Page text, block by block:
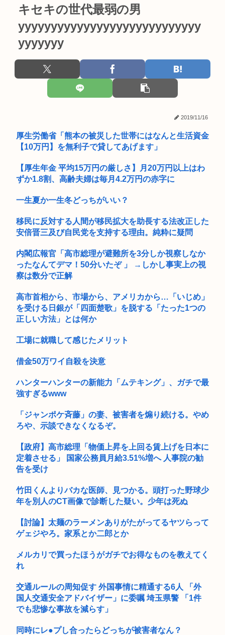
今だからこそスト2くらいシンプルな格ゲーを作って格ゲー人
ジャンポケ斉藤の弁護士「ロケバスには運転手いた。常識的に
考えてフ...
「飯塚幸三は上級国民だから逮捕されない」は間違いだった…
むしろ飯...
高市早苗が全裸でガニ股オ●ニーしてる動画 or 高市早苗が口開
され...
難民が...
【再評価】ニューメタル・オルタナメタル=ラウドロック（和
製英語）...
七越の1...
【動画】首吊り自殺、めっちゃ苦痛だった
さいきん戦争について勉強してるんだけどヤバい事知った
マーベルの新作格ゲー、俺ちゃんことデッドプール(CV子安武
人)が...
死神の姿で病院の屋上に登り、患者を見つめていた男に罰金刑
と話題に
嫁のスマホのアルバム内の非表示フォルダにエ口自撮りあった
商業施設でいきなり"ラリアット" 面識ない女子中学生の顎を右
腕で...
【悲報】ワイの彼女、セク□スになると急に演技のような声に
なるｗｗ...
【大甲子園】被災地熊本県が涙 初出場の熊本代表有明高校、京
都立命...
キセキの世代最弱の男
yyyyyyyyyyyyyyyyyyyyyyyyyyyy
yyyyyyy
2019/11/16
厚生労働省「熊本の被災した世帯にはなんと生活資金
【10万円】を無利子で貸してあげます」
【厚生年金 平均15万円の厳しさ】月20万円以上はわ
ずか1.8割、高齢夫婦は毎月4.2万円の赤字に
一生夏か一生冬どっちがいい？
移民に反対する人間が移民拡大を助長する法改正した
安倍晋三及び自民党を支持する理由。純粋に疑問
内閣広報官「高市総理が避難所を3分しか視察しなか
ったなんてデマ！50分いたぞ 」 →しかし事実上の視
察は数分で正解
高市首相から、市場から、アメリカから…「いじめ」
を受ける日銀が「四面楚歌」を脱する「たった1つの
正しい方法」とは何か
工場に就職して感じたメリット
借金50万ワイ自殺を決意
ハンターハンターの新能力「ムテキング」、ガチで最
強すぎるwww
「ジャンポケ斉藤」の妻、被害者を煽り続ける。やめ
ろや、示談できなくなるぞ。
【政府】高市総理「物価上昇を上回る賃上げを日本に
定着させる」 国家公務員月給3.51%増へ 人事院の勧
告を受け
竹田くんよりバカな医師、見つかる。頭打った野球少
年を別人のCT画像で診断した疑い。少年は死ぬ
【討論】太麺のラーメンありがたがってるヤツらって
ゲェジやろ。家系とか二郎とか
メルカリで買ったほうがガチでお得なものを教えてく
れ
交通ルールの周知促す 外国事情に精通する6人 「外
国人交通安全アドバイザー」に委嘱 埼玉県警 「1件
でも悲惨な事故を減らす」
同時にレ●プし合ったらどっちが被害者なん？